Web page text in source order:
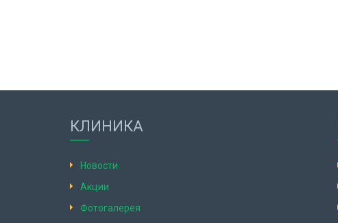
КЛИНИКА
Новости
Акции
Фотогалерея